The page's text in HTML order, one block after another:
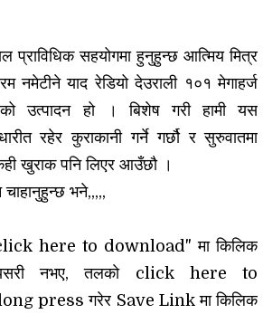
प्राविधिक सहयोगमा हुनुहुन्छ आत्मिय मित्र
नमेटीने याद रेडियो देउराली १०१ मेगाहर्ज
को उत्पादन हो । बिशेष गरी हामी यस
रहेर कुराकानी गर्ने गर्छौ र सुरुवातमा
खुराक पनि लिएर आउँछौ ।
भने,,,,,
here to download" मा किलिक
नभए, तलकाे click here to
press गरेर Save Link मा किलिक